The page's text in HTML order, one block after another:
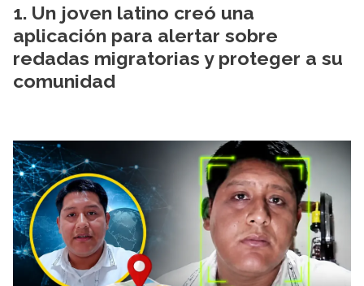
Un joven latino creó una
aplicación para alertar sobre
redadas migratorias y proteger a su
comunidad